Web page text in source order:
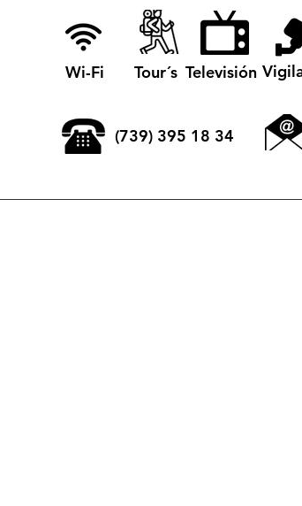
Wi-Fi Tour´s Televisión
(739) 395 18 34